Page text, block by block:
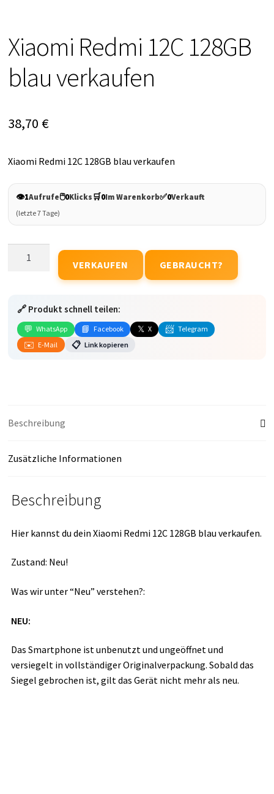
Xiaomi Redmi 12C 128GB
blau verkaufen
38,70 €
Xiaomi Redmi 12C 128GB blau verkaufen
👁️1Aufrufe🖱️0Klicks🛒0Im Warenkorb✅0Verkauft
(letzte 7 Tage)
blau
verkaufen
Menge
VERKAUFEN GEBRAUCHT?
🔗 Produkt schnell teilen:
💬 WhatsApp 📘 Facebook 𝕏 X 📨 Telegram
✉️ E-Mail 📋 Link kopieren
Beschreibung
Zusätzliche Informationen
Beschreibung
Hier kannst du dein Xiaomi Redmi 12C 128GB blau verkaufen.
Zustand: Neu!
Was wir unter “Neu” verstehen?:
NEU:
Das Smartphone ist unbenutzt und ungeöffnet und
versiegelt in vollständiger Originalverpackung. Sobald das
Siegel gebrochen ist, gilt das Gerät nicht mehr als neu.